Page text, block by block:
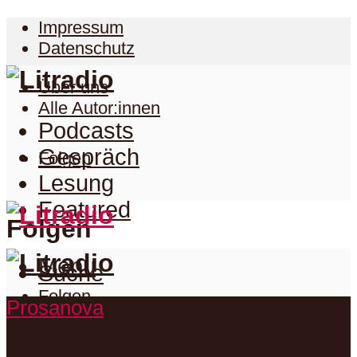
Impressum
Datenschutz
Über uns
Alle Autor:innen
Folgen
Folgen
Folgen
Facebook
Podcasts
Gespräch
Lesung
Featured
Menu
Suche
Podcasts
Prosanova